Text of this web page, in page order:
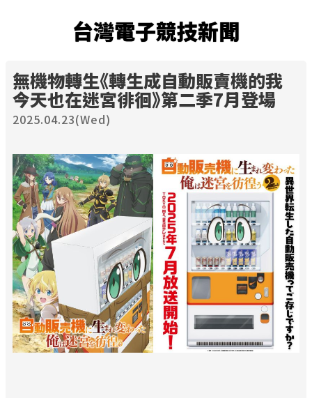
台灣電子競技新聞
無機物轉生《轉生成自動販賣機的我
今天也在迷宮徘徊》第二季7月登場
2025.04.23(Wed)